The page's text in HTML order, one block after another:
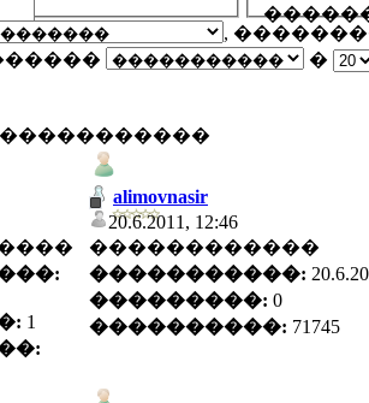
,
�
1
alimovnasir
20.6.2011, 12:46
������������
�����������:
���������: 0
����������: 71745